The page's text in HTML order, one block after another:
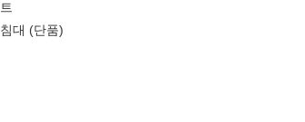
대 (단품)